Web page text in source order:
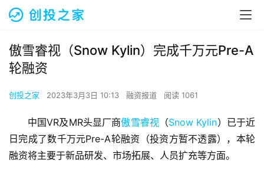
傲雪睿视（Snow Kylin）完成千万元Pre-A
轮融资
创投之家 2023年3月3日 10:13 融资报道 阅读 1061
中国VR及MR头显厂商傲雪睿视 （Snow Kylin）已于近
日完成了数千万元Pre-A轮融资（投资方暂不透露），本轮
融资将主要于新品研发、市场拓展、人员扩充等方面。